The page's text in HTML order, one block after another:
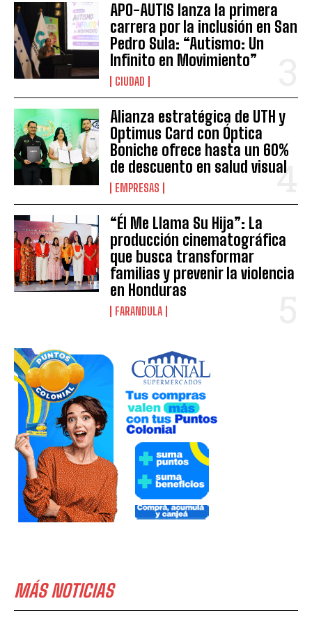
APO-AUTIS lanza la primera
carrera por la inclusión en San
Pedro Sula: “Autismo: Un
Infinito en Movimiento”
CIUDAD
Alianza estratégica de UTH y
Optimus Card con Óptica
Boniche ofrece hasta un 60%
de descuento en salud visual
EMPRESAS
“Él Me Llama Su Hija”: La
producción cinematográfica
que busca transformar
familias y prevenir la violencia
en Honduras
FARANDULA
MÁS NOTICIAS